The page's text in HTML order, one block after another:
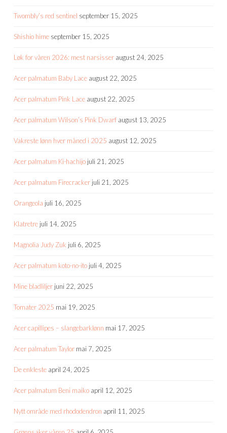
Twombly’s red sentinel september 15, 2025
Shishio hime september 15, 2025
Løk for våren 2026: mest narsisser august 24, 2025
Acer palmatum Baby Lace august 22, 2025
Acer palmatum Pink Lace august 22, 2025
Acer palmatum Wilson’s Pink Dwarf august 13, 2025
Vakreste lønn hver måned i 2025 august 12, 2025
Acer palmatum Ki-hachijo juli 21, 2025
Acer palmatum Firecracker juli 21, 2025
Orangeola juli 16, 2025
Klatretre juli 14, 2025
Magnolia Judy Zuk juli 6, 2025
Acer palmatum koto-no-ito juli 4, 2025
Mine bladliljer juni 22, 2025
Tomater 2025 mai 19, 2025
Acer capillipes – slangebarklønn mai 17, 2025
Acer palmatum Taylor mai 7, 2025
De enkleste april 24, 2025
Acer palmatum Beni maiko april 12, 2025
Nytt område med rhododendron april 11, 2025